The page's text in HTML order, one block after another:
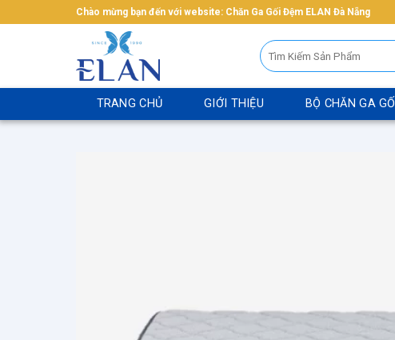
qua
Chào mừng bạn đến với website: Chăn Ga Gối Đệm ELAN Đà Nẵng
Tìm
kiếm:
TRANG CHỦ GIỚI THIỆU BỘ CHĂN GA GỐI